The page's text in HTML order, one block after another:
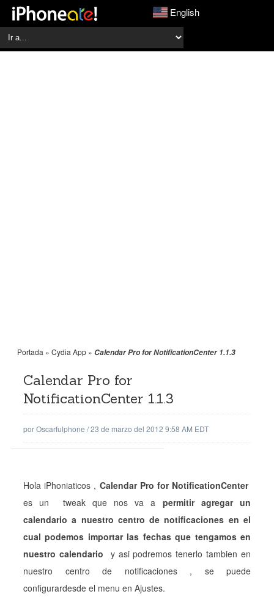
English
Portada » Cydia App » Calendar Pro for NotificationCenter 1.1.3
Calendar Pro for
NotificationCenter 1.1.3
porOscarfulphone /23 de marzo del 2012 9:58 AM EDT
Hola iPhoniaticos , Calendar Pro for NotificationCenter
es un tweak que nos va a permitir agregar un
calendario a nuestro centro de notificaciones en el
cual podemos importar las fechas que tengamos en
nuestro calendario y asi podremos tenerlo tambien en
nuestro centro de notificaciones , se puede
configurardesde el menu en Ajustes.